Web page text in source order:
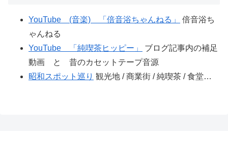
YouTube (音楽) 「倍音浴ちゃんねる」
倍音浴ち
ゃんねる
YouTube 「純喫茶ヒッピー」
ブログ記事内の補足
動画 と 昔のカセットテープ音源
昭和スポット巡り 観光地 / 商業街 / 純喫茶 / 食堂…